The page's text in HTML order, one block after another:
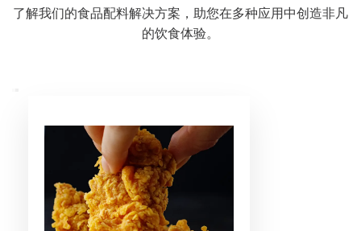
了解我们的食品配料解决方案，助您在多种应用中创造非凡
的饮食体验。